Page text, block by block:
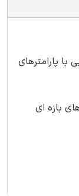
پارامترهای
بازه ای